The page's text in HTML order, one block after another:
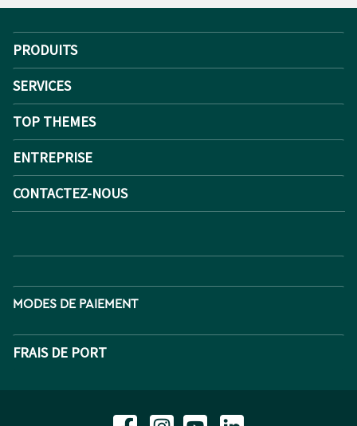
PRODUITS
SERVICES
TOP THEMES
ENTREPRISE
CONTACTEZ-NOUS
MODES DE PAIEMENT
FRAIS DE PORT